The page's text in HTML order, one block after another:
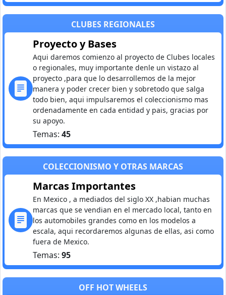
CLUBES REGIONALES
Proyecto y Bases
Aqui daremos comienzo al proyecto de Clubes locales
o regionales, muy importante denle un vistazo al
proyecto ,para que lo desarrollemos de la mejor
manera y poder crecer bien y sobretodo que salga
todo bien, aqui impulsaremos el coleccionismo mas
ordenadamente en cada entidad y pais, gracias por
su apoyo.
Temas: 45
COLECCIONISMO Y OTRAS MARCAS
Marcas Importantes
En Mexico , a mediados del siglo XX ,habian muchas
marcas que se vendian en el mercado local, tanto en
los automobiles grandes como en los modelos a
escala, aqui recordaremos algunas de ellas, asi como
fuera de Mexico.
Temas: 95
OFF HOT WHEELS